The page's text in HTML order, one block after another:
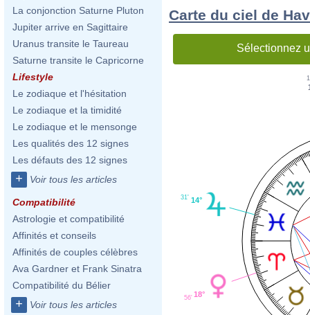
La conjonction Saturne Pluton
Jupiter arrive en Sagittaire
Uranus transite le Taureau
Saturne transite le Capricorne
Lifestyle
Le zodiaque et l'hésitation
Le zodiaque et la timidité
Le zodiaque et le mensonge
Les qualités des 12 signes
Les défauts des 12 signes
+ Voir tous les articles
Compatibilité
Astrologie et compatibilité
Affinités et conseils
Affinités de couples célèbres
Ava Gardner et Frank Sinatra
Compatibilité du Bélier
+ Voir tous les articles
Carte du ciel de
Sélectionnez
14°
31'
18°
56'